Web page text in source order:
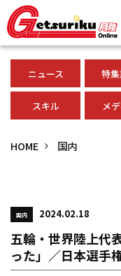
ニュース 特
スキル メ
HOME 国内
国内 2024.02.18
五輪・世界陸上代
った」／日本選手